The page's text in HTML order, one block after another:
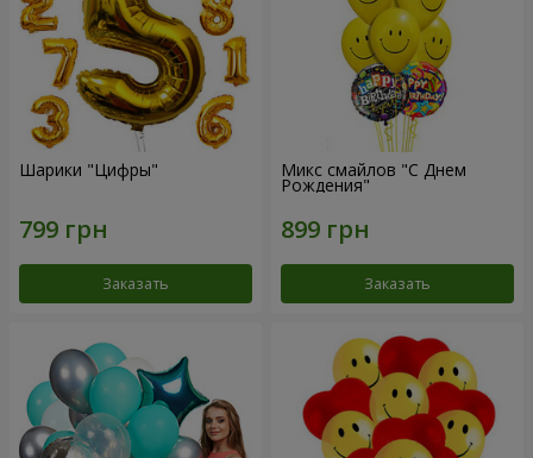
Шарики "Цифры"
Заказать
Микс смайлов "C Днем
Рождения"
Заказать